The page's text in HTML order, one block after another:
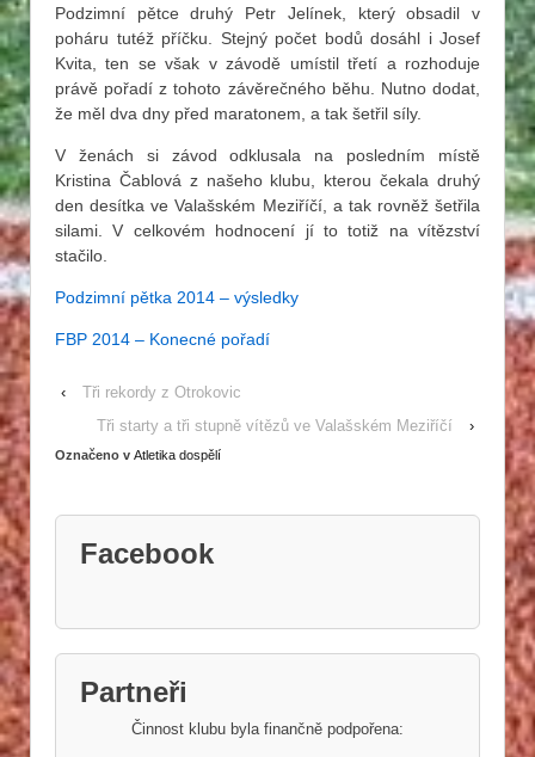
Podzimní pětce druhý Petr Jelínek, který obsadil v
poháru tutéž příčku. Stejný počet bodů dosáhl i Josef
Kvita, ten se však v závodě umístil třetí a rozhoduje
právě pořadí z tohoto závěrečného běhu. Nutno dodat,
že měl dva dny před maratonem, a tak šetřil síly.
V ženách si závod odklusala na posledním místě
Kristina Čablová z našeho klubu, kterou čekala druhý
den desítka ve Valašském Meziříčí, a tak rovněž šetřila
silami. V celkovém hodnocení jí to totiž na vítězství
stačilo.
Podzimní pětka 2014 – výsledky
FBP 2014 – Konecné pořadí
‹
Tři rekordy z Otrokovic
Tři starty a tři stupně vítězů ve Valašském Meziříčí
›
Označeno v Atletika dospělí
Facebook
Partneři
Činnost klubu byla finančně podpořena: